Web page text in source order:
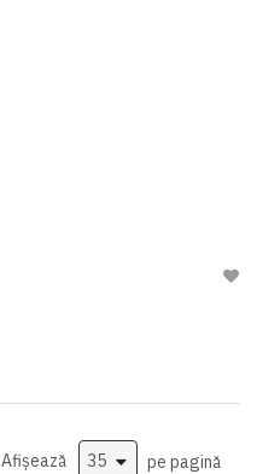
Afișează pe pagină